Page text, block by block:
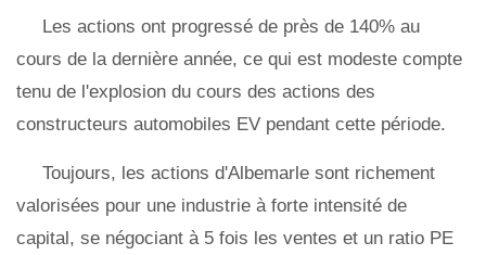
Les actions ont progressé de près de 140% au
cours de la dernière année, ce qui est modeste compte
tenu de l'explosion du cours des actions des
constructeurs automobiles EV pendant cette période.
Toujours, les actions d'Albemarle sont richement
valorisées pour une industrie à forte intensité de
capital, se négociant à 5 fois les ventes et un ratio PE